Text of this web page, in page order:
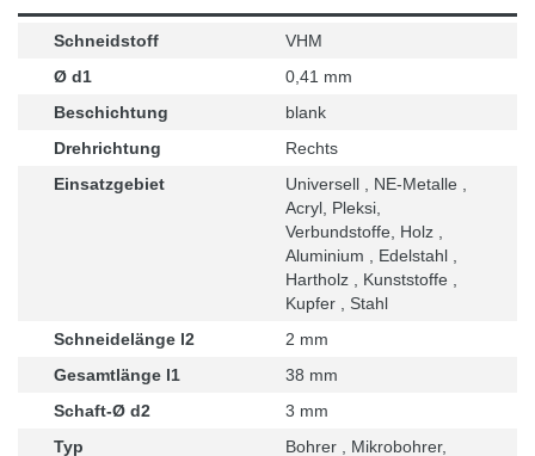
Schneidstoff
VHM
Ø d1
0,41 mm
Beschichtung
blank
Drehrichtung
Rechts
Einsatzgebiet
Universell , NE-Metalle ,
Acryl, Pleksi,
Verbundstoffe, Holz ,
Aluminium , Edelstahl ,
Hartholz , Kunststoffe ,
Kupfer , Stahl
Schneidelänge l2
2 mm
Gesamtlänge l1
38 mm
Schaft-Ø d2
3 mm
Typ
Bohrer , Mikrobohrer,